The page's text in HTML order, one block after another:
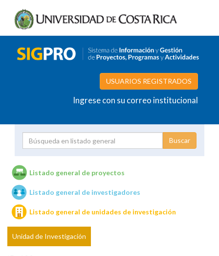
USUARIOS REGISTRADOS
Ingrese con su correo institucional
Unidades de investigación
Listado general de proyectos
Listado general de investigadores
Listado general de unidades de investigación
Unidad de Investigación